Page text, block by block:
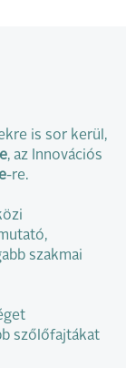
is sor kerül,
, az Innovációs
-re.
szakmai
szőlőfajtákat